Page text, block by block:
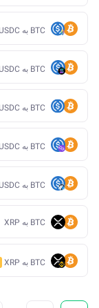
BTC به USDC
BTC به USDC
BTC به USDC
BTC به USDC
BTC به USDC
BTC به XRP
BTC به XRP